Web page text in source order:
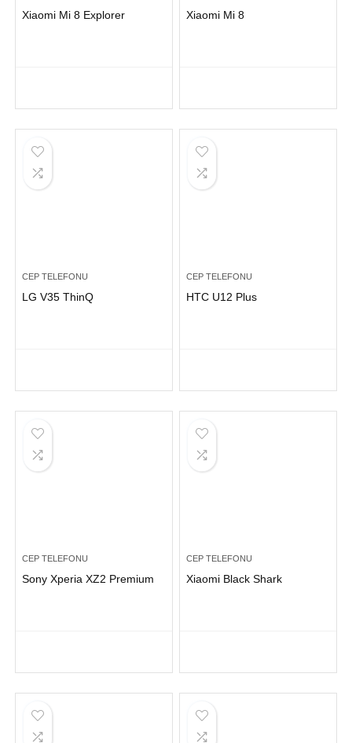
Xiaomi Mi 8 Explorer Xiaomi Mi 8
CEP TELEFONU
LG V35 ThinQ
CEP TELEFONU
HTC U12 Plus
CEP TELEFONU
Sony Xperia XZ2 Premium
CEP TELEFONU
Xiaomi Black Shark